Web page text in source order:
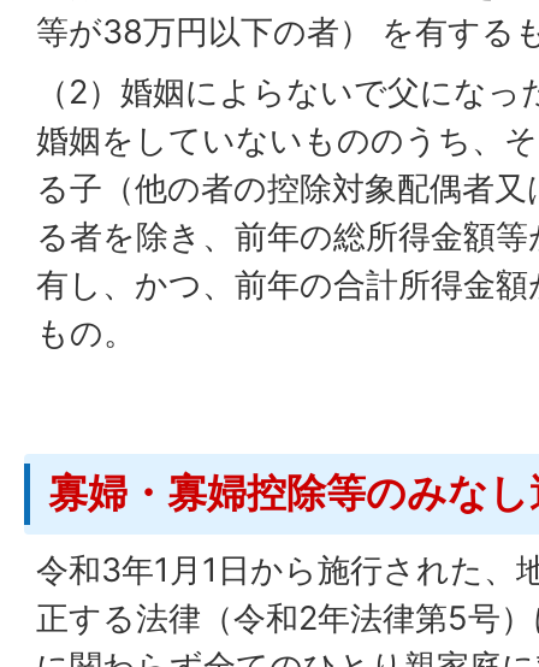
等が38万円以下の者） を有する
（2）婚姻によらないで父にな
婚姻をしていないもののうち、
る子（他の者の控除対象配偶者
る者を除き、前年の総所得金額
有し、かつ、前年の合計所得金
もの。
寡婦・寡婦控除等のみな
令和3年1月1日から施行された、
正する法律（令和2年法律第5号